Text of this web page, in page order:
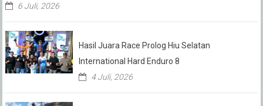
6 Juli, 2026
Hasil Juara Race Prolog Hiu Selatan
International Hard Enduro 8
4 Juli, 2026